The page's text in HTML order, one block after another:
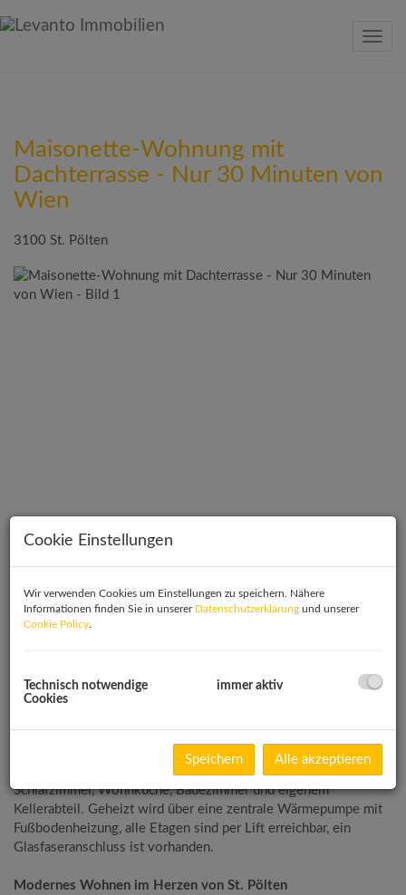
Maisonette-Wohnung mit
Dachterrasse - Nur 30 Minuten von
Wien
3100 St. Pölten
Top 43 ist eine gut geschnittene 3-Zimmer-Wohnung mit 2
Schlafzimmer, Wohnküche, Badezimmer und eigenem
Kellerabteil. Geheizt wird über eine zentrale Wärmepumpe mit
Fußbodenheizung, alle Etagen sind per Lift erreichbar, ein
Glasfaseranschluss ist vorhanden.
Modernes Wohnen im Herzen von St. Pölten
Cookie Einstellungen
Wir verwenden Cookies um Einstellungen zu speichern. Nähere
Informationen finden Sie in unserer Datenschutzerklärung und unserer
Cookie Policy
Technisch notwendige
Cookies
immer aktiv
Speichern Alle akzeptieren